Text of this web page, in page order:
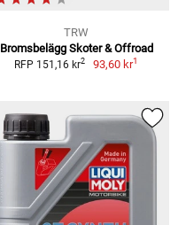
TRW
Bromsbelägg Skoter & Offroad
RFP 151,16 kr2 93,60 kr1